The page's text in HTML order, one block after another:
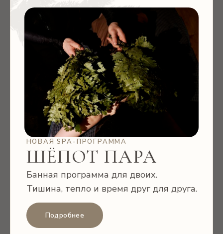
НОВАЯ SPA-ПРОГРАММА
ШЁПОТ ПАРА
Банная программа для двоих.
Тишина, тепло и время друг для друга.
Подробнее